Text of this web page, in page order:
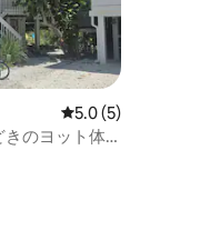
価
レビュー5件、5つ
5.0 (5)
きのヨット体